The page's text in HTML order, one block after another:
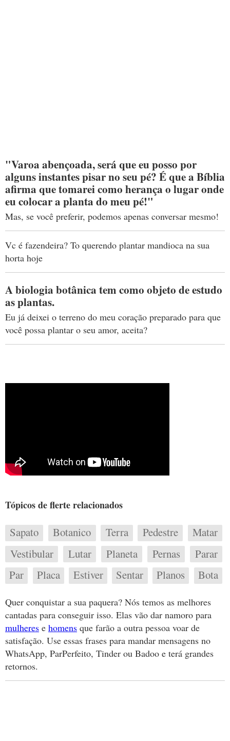
"Varoa abençoada, será que eu posso por
alguns instantes pisar no seu pé? É que a Bíblia
afirma que tomarei como herança o lugar onde
eu colocar a planta do meu pé!"
Mas, se você preferir, podemos apenas conversar mesmo!
Vc é fazendeira? To querendo plantar mandioca na sua
horta hoje
A biologia botânica tem como objeto de estudo
as plantas.
Eu já deixei o terreno do meu coração preparado para que
você possa plantar o seu amor, aceita?
Tópicos de flerte relacionados
Sapato Botanico Terra Pedestre
Matar
Vestibular
Lutar Planeta Pernas
Parar
Par
Placa Estiver Sentar Planos Bota
Quer conquistar a sua paquera? Nós temos as melhores
cantadas para conseguir isso. Elas vão dar namoro para
mulheres e homens que farão a outra pessoa voar de
satisfação. Use essas frases para mandar mensagens no
WhatsApp, ParPerfeito, Tinder ou Badoo e terá grandes
retornos.